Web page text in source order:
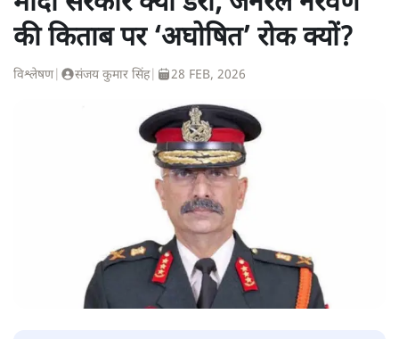
की किताब पर ‘अघोषित’ रोक क्यों?
विश्लेषण| संजय कुमार सिंह| 28 FEB, 2026